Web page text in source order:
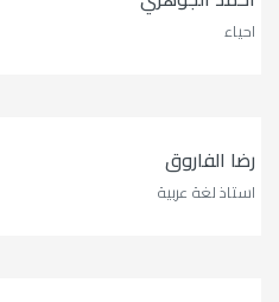
احياء
رضا الفاروق
استاذ لغة عربية